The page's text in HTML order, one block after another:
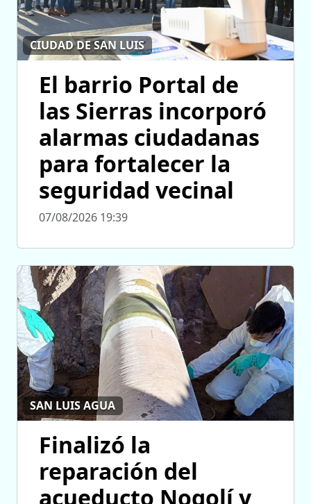
CIUDAD DE SAN LUIS
El barrio Portal de
las Sierras incorporó
alarmas ciudadanas
para fortalecer la
seguridad vecinal
07/08/2026 19:39
SAN LUIS AGUA
Finalizó la
reparación del
acueducto Nogolí y